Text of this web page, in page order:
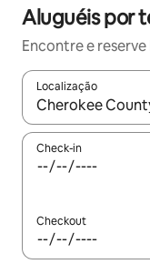
Aluguéis por
Encontre e
Localização
Quando os
Check-in
Checkout